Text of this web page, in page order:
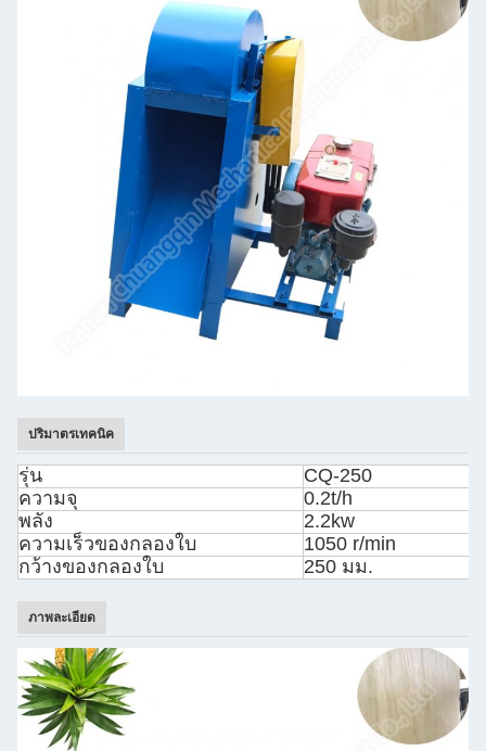
ปริมาตรเทคนิค
รุ่น
CQ-250
ความจุ
0.2t/h
พลัง
2.2kw
ความเร็วของกลองใบ
1050 r/min
กว้างของกลองใบ
250 มม.
ภาพละเอียด